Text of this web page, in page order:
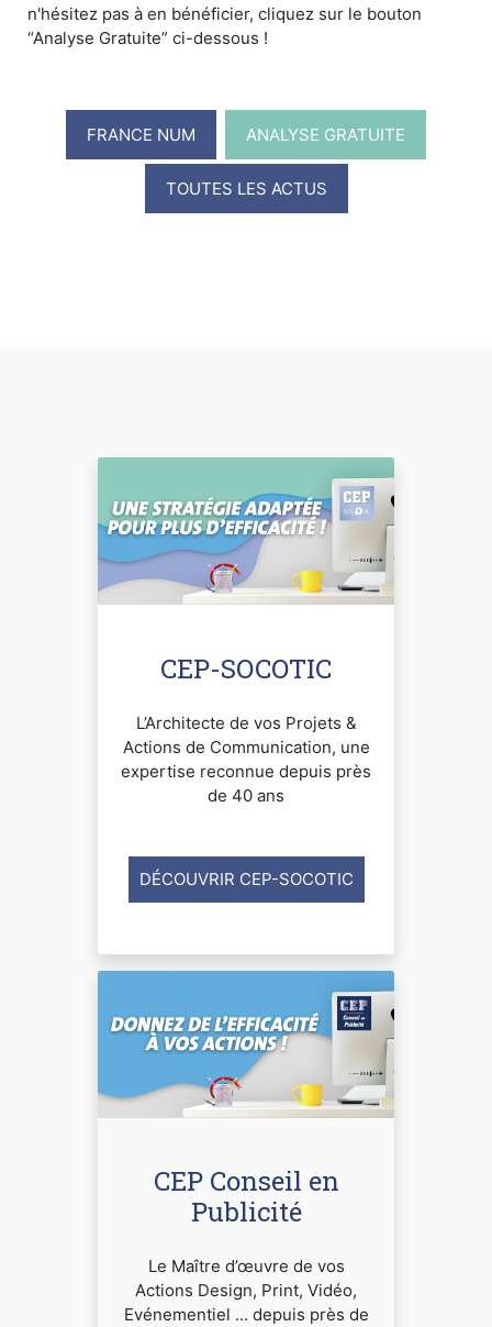
n'hésitez pas à en bénéficier, cliquez sur le bouton
“Analyse Gratuite” ci-dessous !
FRANCE NUM ANALYSE GRATUITE
TOUTES LES ACTUS
CEP-SOCOTIC
L’Architecte de vos Projets &
Actions de Communication, une
expertise reconnue depuis près
de 40 ans
DÉCOUVRIR CEP-SOCOTIC
CEP Conseil en
Publicité
Le Maître d’œuvre de vos
Actions Design, Print, Vidéo,
Evénementiel ... depuis près de